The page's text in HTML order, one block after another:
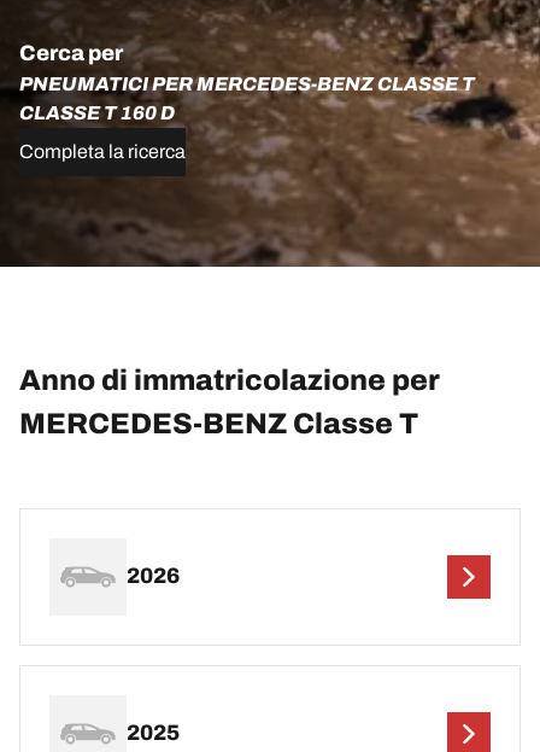
Cerca per
PNEUMATICI PER MERCEDES-BENZ CLASSE T
CLASSE T 160 D
Completa la ricerca
Anno di immatricolazione per
MERCEDES-BENZ Classe T
2026
2025